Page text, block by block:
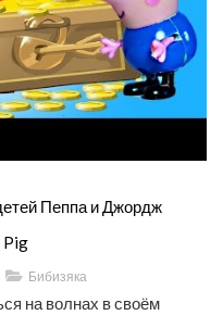
Пеппа и Джордж
Pig
Бибизяка
на волнах в своём